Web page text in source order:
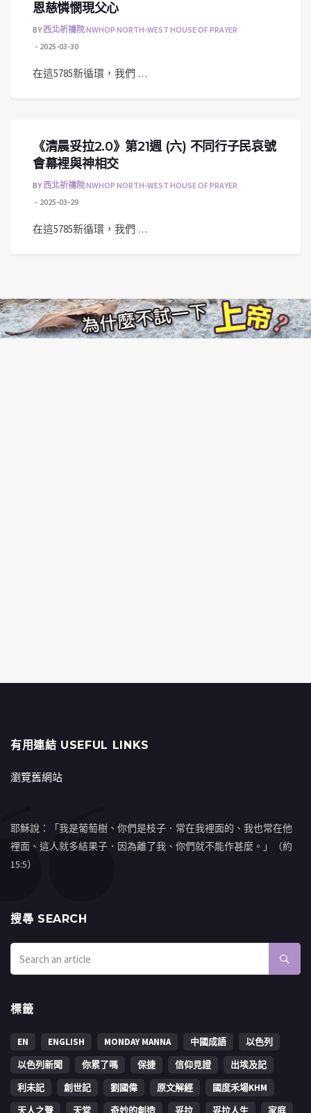
恩慈憐憫現父心
BY西北祈禱院 NWHOP NORTH-WEST HOUSE OF PRAYER
2025-03-30
在這5785新循環，我們 …
《清晨妥拉2.0》第21週 (六) 不同行子民哀號
會幕裡與神相交
BY西北祈禱院 NWHOP NORTH-WEST HOUSE OF PRAYER
2025-03-29
在這5785新循環，我們 …
有用連結 USEFUL LINKS
瀏覽舊網站
耶穌說：「我是葡萄樹、你們是枝子．常在我裡面的、我也常在他
裡面、這人就多結果子．因為離了我、你們就不能作甚麼。」（約
15:5）
搜㝷 SEARCH
標籤
EN ENGLISH MONDAY MANNA 中國成語
以色列
以色列新聞
你累了嗎 保捷 信仰見證
出埃及記
利未記
創世記 劉國偉 原文解經
國度禾場KHM